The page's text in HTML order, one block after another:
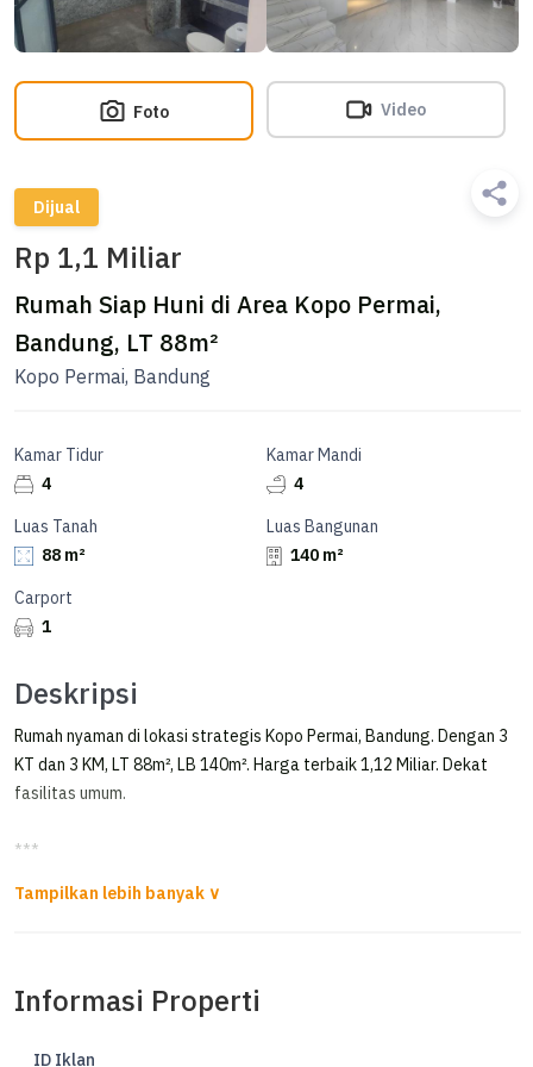
Foto Video
Dijual
Rp 1,1 Miliar
Rumah Siap Huni di Area Kopo Permai,
Bandung, LT 88m²
Kopo Permai, Bandung
Kamar Tidur
4
Kamar Mandi
4
Luas Tanah
88 m²
Luas Bangunan
140 m²
Carport
1
Deskripsi
Rumah nyaman di lokasi strategis Kopo Permai, Bandung. Dengan 3
KT dan 3 KM, LT 88m², LB 140m². Harga terbaik 1,12 Miliar. Dekat
fasilitas umum.
***
Lb 140 m
Informasi Properti
ID Iklan